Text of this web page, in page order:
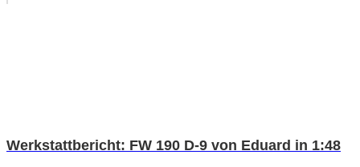
Werkstattbericht: FW 190 D-9 von Eduard in 1:48